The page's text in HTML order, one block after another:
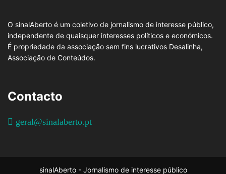
O sinalAberto é um coletivo de jornalismo de interesse público,
independente de quaisquer interesses políticos e económicos.
É propriedade da associação sem fins lucrativos Desalinha,
Associação de Conteúdos.
Contacto
geral@sinalaberto.pt
sinalAberto - Jornalismo de interesse público